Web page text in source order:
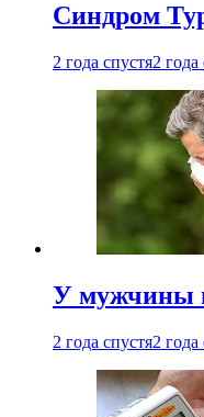
Синдром
2 года спустя2 года
У мужчины
2 года спустя2 года